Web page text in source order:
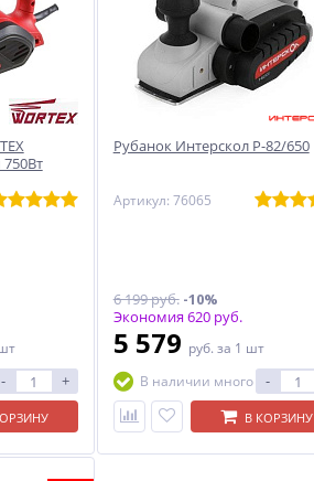
750Вт
- +
Рубанок Интерскол Р-82/650
Артикул: 76065
6 199 руб.-10%
Экономия 620 руб.
5 579 руб. за 1 шт
В наличии много
-
В КОРЗИНУ